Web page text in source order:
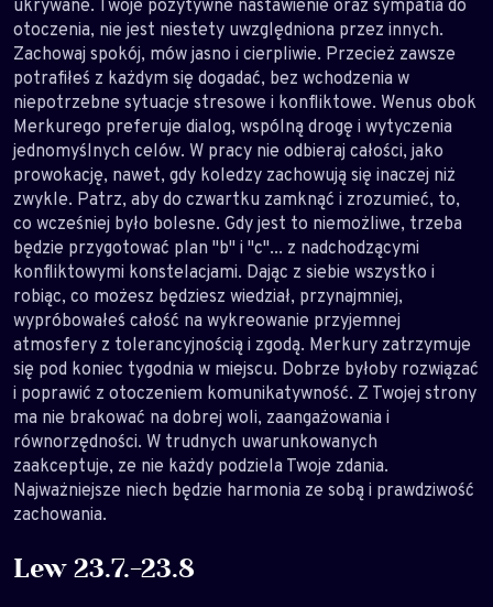
ukrywane. Twoje pozytywne nastawienie oraz sympatia do
otoczenia, nie jest niestety uwzględniona przez innych.
Zachowaj spokój, mów jasno i cierpliwie. Przecież zawsze
potrafiłeś z każdym się dogadać, bez wchodzenia w
niepotrzebne sytuacje stresowe i konfliktowe. Wenus obok
Merkurego preferuje dialog, wspólną drogę i wytyczenia
jednomyślnych celów. W pracy nie odbieraj całości, jako
prowokację, nawet, gdy koledzy zachowują się inaczej niż
zwykle. Patrz, aby do czwartku zamknąć i zrozumieć, to,
co wcześniej było bolesne. Gdy jest to niemożliwe, trzeba
będzie przygotować plan "b" i "c"... z nadchodzącymi
konfliktowymi konstelacjami. Dając z siebie wszystko i
robiąc, co możesz będziesz wiedział, przynajmniej,
wypróbowałeś całość na wykreowanie przyjemnej
atmosfery z tolerancyjnością i zgodą. Merkury zatrzymuje
się pod koniec tygodnia w miejscu. Dobrze byłoby rozwiązać
i poprawić z otoczeniem komunikatywność. Z Twojej strony
ma nie brakować na dobrej woli, zaangażowania i
równorzędności. W trudnych uwarunkowanych
zaakceptuje, ze nie każdy podziela Twoje zdania.
Najważniejsze niech będzie harmonia ze sobą i prawdziwość
zachowania.
Lew 23.7.-23.8